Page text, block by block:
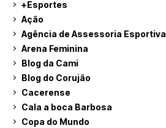
+Esportes
Ação
Agência de Assessoria Esportiva
Arena Feminina
Blog da Cami
Blog do Corujão
Cacerense
Cala a boca Barbosa
Copa do Mundo